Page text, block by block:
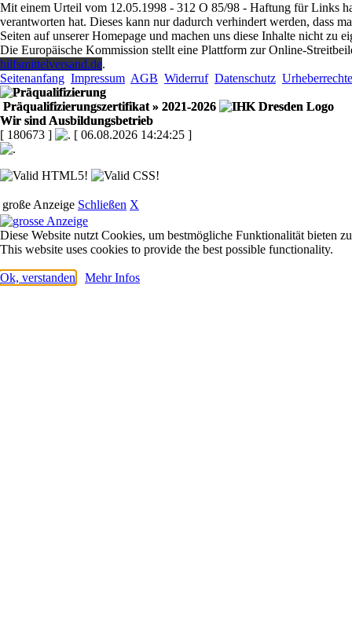
Mit einem Urteil vom 12.05.1998 - 312 O 85/98 - Haftung für Links
verantworten hat. Dieses kann nur dadurch verhindert werden, dass
Seiten auf unserer Homepage und machen uns diese Inhalte nicht
Die Europäische Kommission stellt eine Plattform zur Online-
hilfsmittelversand.de.
Seitenanfang Impressum AGB Widerruf Datenschutz Urheberrechte
Präqualifizierungszertifikat » 2021-2026
Wir sind Ausbildungsbetrieb
[ 180673 ]
[ 06.08.2026 14:24:25 ]
große Anzeige Schließen X
Diese Website nutzt Cookies, um bestmögliche Funktionalität bieten
This website uses cookies to provide the best possible functionality.
Ok, verstanden Mehr Infos